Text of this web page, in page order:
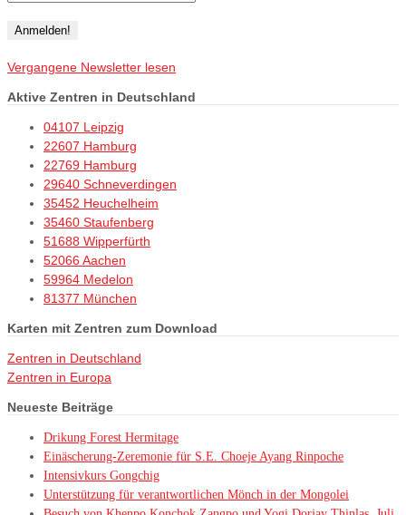
Vergangene Newsletter lesen
Aktive Zentren in Deutschland
04107 Leipzig
22607 Hamburg
22769 Hamburg
29640 Schneverdingen
35452 Heuchelheim
35460 Staufenberg
51688 Wipperfürth
52066 Aachen
59964 Medelon
81377 München
Karten mit Zentren zum Download
Zentren in Deutschland
Zentren in Europa
Neueste Beiträge
Drikung Forest Hermitage
Einäscherung-Zeremonie für S.E. Choeje Ayang Rinpoche
Intensivkurs Gongchig
Unterstützung für verantwortlichen Mönch in der Mongolei